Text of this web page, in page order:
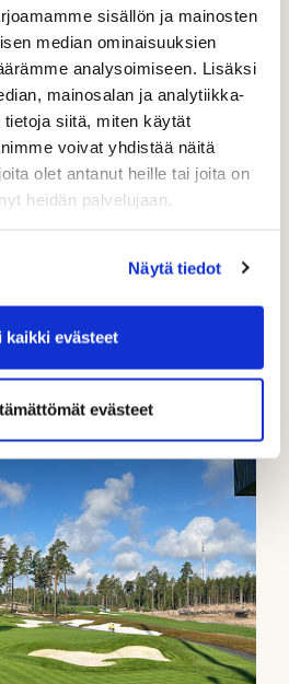
sisällön ja mainosten
median ominaisuuksien
analysoimiseen. Lisäksi
mainosalan ja analytiikka-
siitä, miten käytät
voivat yhdistää näitä
olet antanut heille tai joita on
heidän palvelujaan.
Näytä tiedot
kaikki evästeet
evästeet
niin pysyt mukana